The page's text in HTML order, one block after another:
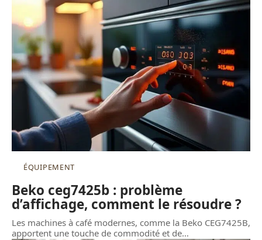
ÉQUIPEMENT
Beko ceg7425b : problème
d’affichage, comment le résoudre ?
Les machines à café modernes, comme la Beko CEG7425B,
apportent une touche de commodité et de…